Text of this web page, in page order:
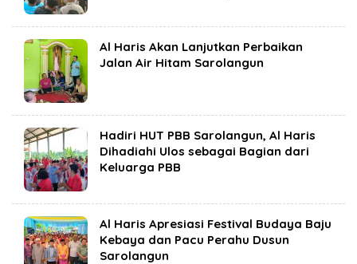
Al Haris Akan Lanjutkan Perbaikan
Jalan Air Hitam Sarolangun
Hadiri HUT PBB Sarolangun, Al Haris
Dihadiahi Ulos sebagai Bagian dari
Keluarga PBB
Al Haris Apresiasi Festival Budaya Baju
Kebaya dan Pacu Perahu Dusun
Sarolangun